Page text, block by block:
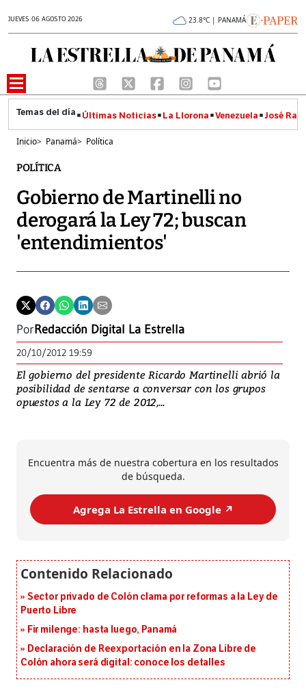
JUEVES 06 AGOSTO 2026 23.8°C | PANAMÁ
Últimas Noticias La Llorona Venezuela José
Inicio> Panamá> Política
POLÍTICA
Gobierno de Martinelli no
derogará la Ley 72; buscan
'entendimientos'
PorRedacción Digital La Estrella
20/10/2012 19:59
El gobierno del presidente Ricardo Martinelli abrió la
posibilidad de sentarse a conversar con los grupos
opuestos a la Ley 72 de 2012,...
Encuentra más de nuestra cobertura en los resultados
de búsqueda.
Agrega La Estrella en Google ↗️
Sector privado de Colón clama por reformas a la Ley de
Puerto Libre
Fir milenge: hasta luego, Panamá
Declaración de Reexportación en la Zona Libre de
Colón ahora será digital: conoce los detalles